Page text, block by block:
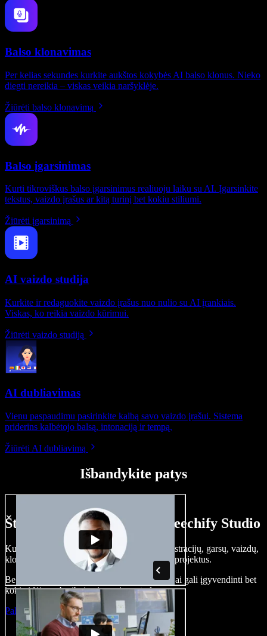
Balso klonavimas
Per kelias sekundes kurkite aukštos kokybės AI balso klonus. Nieko
diegti nereikia – viskas veikia naršyklėje.
Žiūrėti balso klonavimą
Balso įgarsinimas
Kurti tikroviškus balso įgarsinimus realiuoju laiku su AI. Įgarsinkite
tekstus, vaizdo įrašus ar kitą turinį bet kokiu stiliumi.
Žiūrėti įgarsinimą
AI vaizdo studija
Kurkite ir redaguokite vaizdo įrašus nuo nulio su AI įrankiais.
Viskas, ko reikia vaizdo kūrimui.
Žiūrėti vaizdo studiją
AI dubliavimas
Vienu paspaudimu pasirinkite kalbą savo vaizdo įrašui. Sistema
priderins kalbėtojo balsą, intonaciją ir tempą.
Žiūrėti AI dubliavimą
Išbandykite patys
Štai ką galite nuveikti su Speechify Studio
Kurkite įgarsinimus, pridėkite nemokamų iliustracijų, garsų, vaizdų,
klonuokite balsą – kurkite pilnus, įspūdingus projektus.
Be jokių mokymų ir viskas naršyklėje – kūrėjai gali įgyvendinti bet
kokią idėją, neberibojami senųjų metodų.
Paleisti studiją